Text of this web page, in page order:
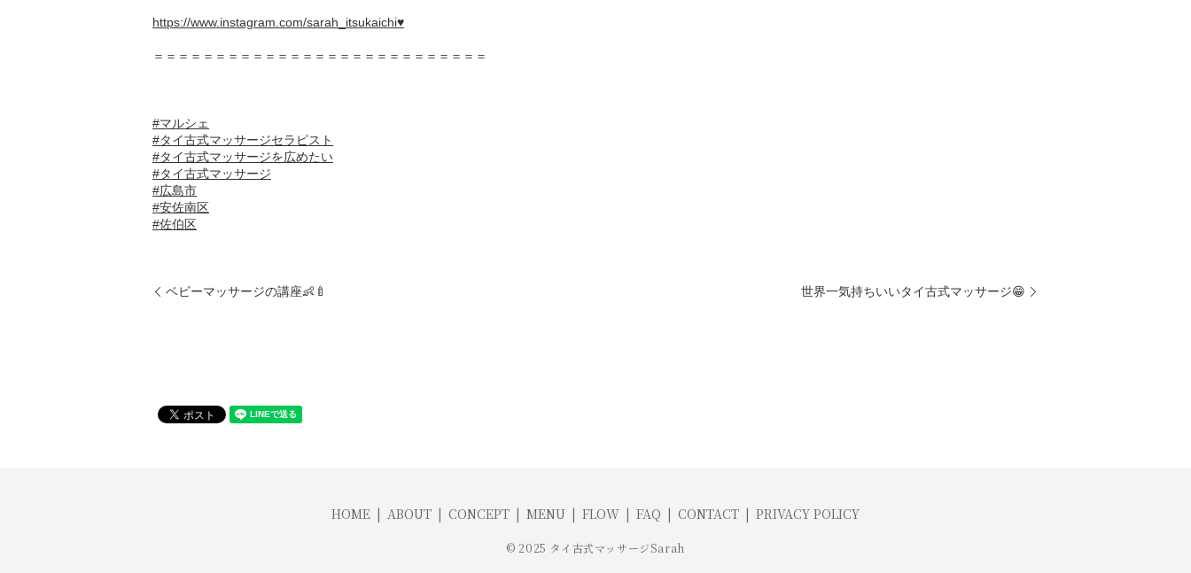
https://www.instagram.com/sarah_itsukaichi♥️
＝＝＝＝＝＝＝＝＝＝＝＝＝＝＝＝＝＝＝＝＝＝＝＝＝＝＝
#マルシェ
#タイ古式マッサージセラピスト
#タイ古式マッサージを広めたい
#タイ古式マッサージ
#広島市
#安佐南区
#佐伯区
ベビーマッサージの講座👶🍼 世界一気持ちいいタイ古式マッサージ😁
HOME ABOUT CONCEPT MENU FLOW FAQ CONTACT PRIVACY POLICY
© 2025 タイ古式マッサージSarah